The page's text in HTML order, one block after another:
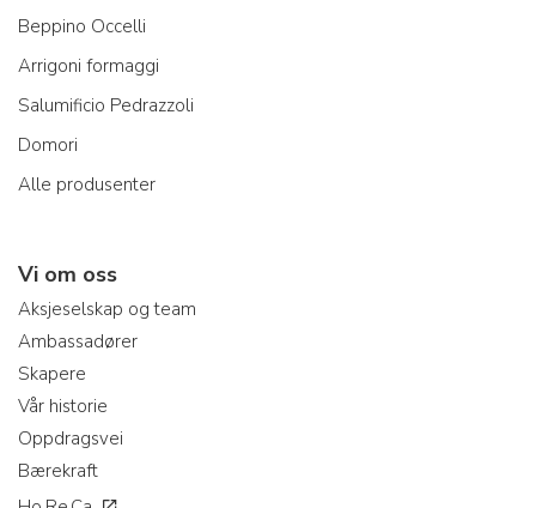
Beppino Occelli
Arrigoni formaggi
Salumificio Pedrazzoli
Domori
Alle produsenter
Vi om oss
Aksjeselskap og team
Ambassadører
Skapere
Vår historie
Oppdragsvei
Bærekraft